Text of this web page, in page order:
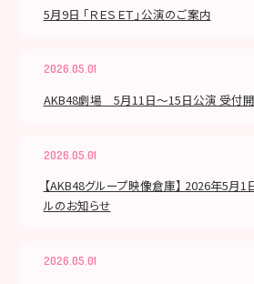
5月9日 「ＲＥＳＥＴ」公演のご案内
2026.05.01
AKB48劇場 5月11日～15日公演 受付
2026.05.01
【AKB48グループ映像倉庫】 2026年5月
ルのお知らせ
2026.05.01